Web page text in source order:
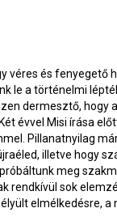
véres és fenyegető
le a történelmi
dermesztő,
évvel Misi írása
Pillanatnyilag
illetve hogy
meg
rendkívül sok
elmélkedésre,